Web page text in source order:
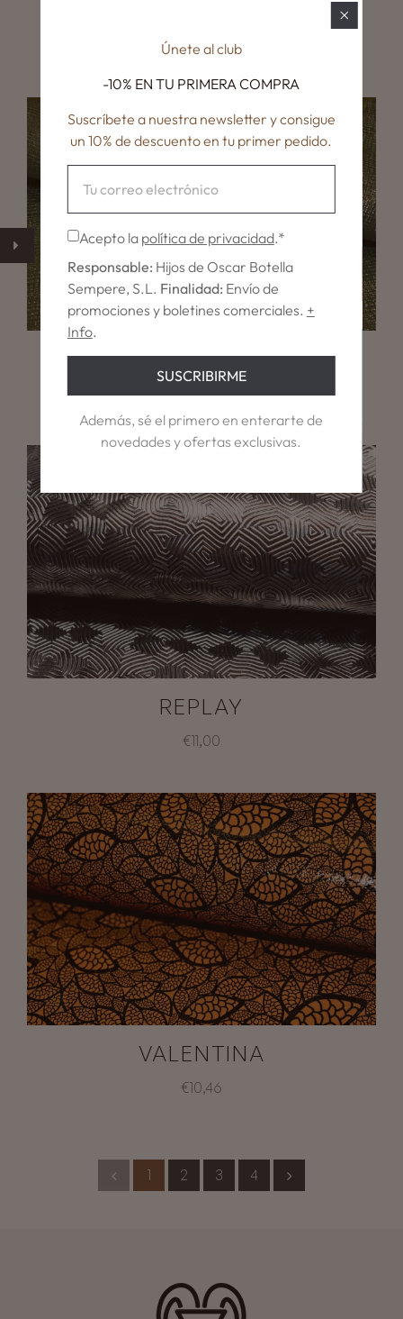
€10,80
CITY
€14,25
REPLAY
€11,00
VALENTINA
€10,46
1 2 3 4
Únete al club
-10% EN TU PRIMERA COMPRA
Suscríbete a nuestra newsletter y consigue
un 10% de descuento en tu primer pedido.
Acepto la política de privacidad.*
Responsable: Hijos de Oscar Botella
Sempere, S.L. Finalidad: Envío de
promociones y boletines comerciales. +
Info.
SUSCRIBIRME
Además, sé el primero en enterarte de
novedades y ofertas exclusivas.